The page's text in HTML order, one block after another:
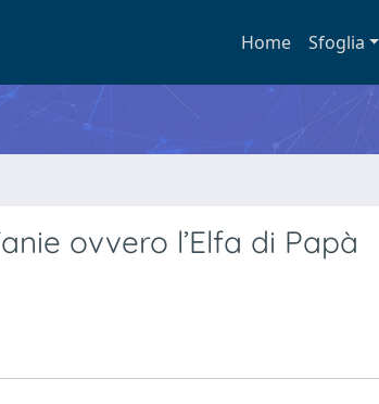
Home Sfoglia
ovvero l’Elfa di Papà